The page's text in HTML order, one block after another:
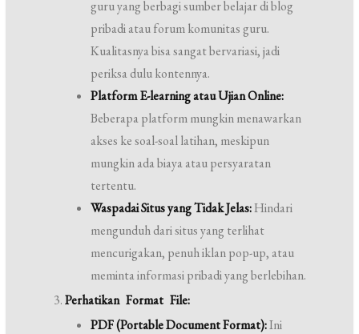
guru yang berbagi sumber belajar di blog
pribadi atau forum komunitas guru.
Kualitasnya bisa sangat bervariasi, jadi
periksa dulu kontennya.
Platform E-learning atau Ujian Online:
Beberapa platform mungkin menawarkan
akses ke soal-soal latihan, meskipun
mungkin ada biaya atau persyaratan
tertentu.
Waspadai Situs yang Tidak Jelas:Hindari
mengunduh dari situs yang terlihat
mencurigakan, penuh iklan pop-up, atau
meminta informasi pribadi yang berlebihan.
Perhatikan Format File:
PDF (Portable Document Format):Ini